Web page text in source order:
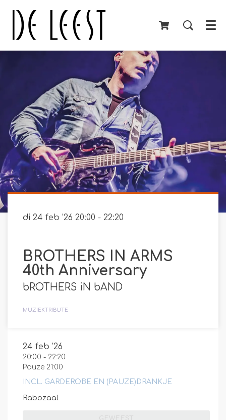
Menu
BROTHERS IN ARMS
40th Anniversary
bROTHERS iN bAND
di 24 feb ’26 20:00 - 22:20
MUZIEKTRIBUTE
24 feb ’26
20:00 - 22:20
Pauze 21:00
INCL. GARDEROBE EN (PAUZE)DRANKJE
Rabozaal